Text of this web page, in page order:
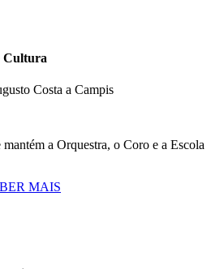
Cultura
Costa a Campis
a Orquestra, o Coro e a Escola
MAIS